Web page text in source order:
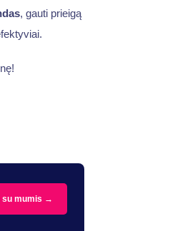
, gauti prieigą
su mumis →